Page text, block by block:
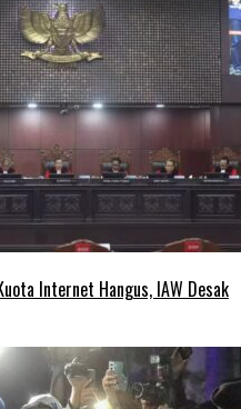
Internet Hangus, IAW Desak